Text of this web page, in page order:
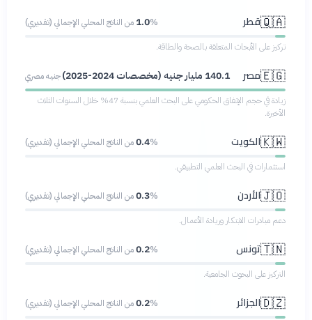
🇶🇦قطر 1.0% من الناتج المحلي الإجمالي (تقديري)
تركيز على الأبحاث المتعلقة بالصحة والطاقة.
🇪🇬مصر 140.1 مليار جنيه (مخصصات 2024-2025)
جنيه مصري
زيادة في حجم الإنفاق الحكومي على البحث العلمي بنسبة 47% خلال السنوات الثلاث
الأخيرة.
🇰🇼الكويت 0.4% من الناتج المحلي الإجمالي (تقديري)
استثمارات في البحث العلمي التطبيقي.
🇯🇴الأردن 0.3% من الناتج المحلي الإجمالي (تقديري)
دعم مبادرات الابتكار وريادة الأعمال.
🇹🇳تونس 0.2% من الناتج المحلي الإجمالي (تقديري)
التركيز على البحوث الجامعية.
🇩🇿الجزائر 0.2% من الناتج المحلي الإجمالي (تقديري)